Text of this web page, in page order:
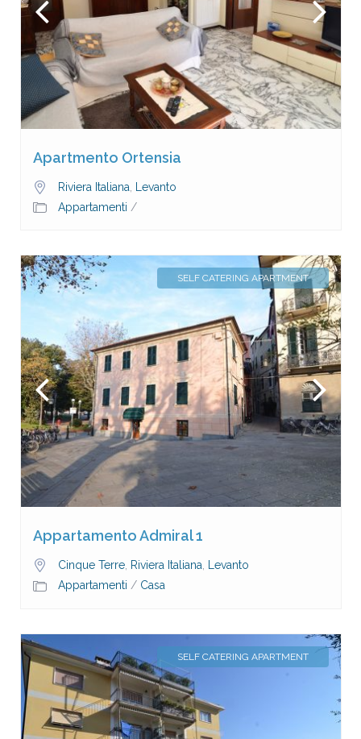
Apartmento Ortensia
Riviera Italiana
Levanto
Appartamenti /
SELF CATERING APARTMENT
Appartamento Admiral 1
Cinque Terre, Riviera Italiana
Levanto
Appartamenti / Casa
SELF CATERING APARTMENT